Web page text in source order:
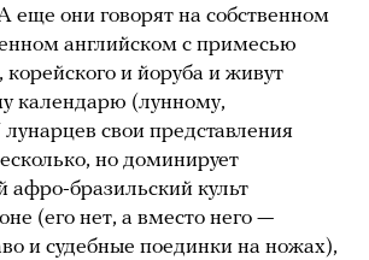
еще они говорят на собственном
английском с примесью
корейского и йоруба и живут
календарю (лунному,
лунарцев свои представления
но доминирует
афро-бразильский культ
(его нет, а вместо него —
и судебные поединки на ножах),